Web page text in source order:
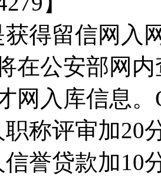
获得留信网入
在公安部网
网入库信息。
称评审加20
誉贷款加10